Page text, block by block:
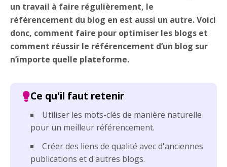
un travail à faire régulièrement, le
référencement du blog en est aussi un autre. Voici
donc, comment faire pour optimiser les blogs et
comment réussir le référencement d’un blog sur
n’importe quelle plateforme.
Utiliser les mots-clés de manière naturelle
pour un meilleur référencement.
Créer des liens de qualité avec d'anciennes
publications et d'autres blogs.